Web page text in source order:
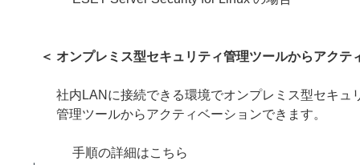
＜ オンプレミス型セキュリティ管理ツールからアクテ
社内LANに接続できる環境でオンプレミス型セキ
管理ツールからアクティベーションできます。
手順の詳細はこちら